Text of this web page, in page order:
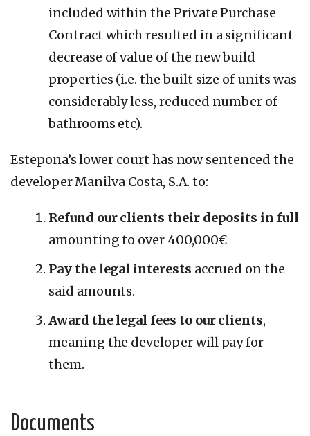
included within the Private Purchase
Contract which resulted in a significant
decrease of value of the new build
properties (i.e. the built size of units was
considerably less, reduced number of
bathrooms etc).
Estepona’s lower court has now sentenced the
developer Manilva Costa, S.A. to:
Refund our clients their deposits in full
amounting to over 400,000€
Pay the legal interests accrued on the
said amounts.
Award the legal fees to our clients,
meaning the developer will pay for
them.
Documents